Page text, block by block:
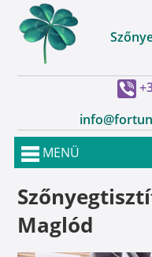
MENÜ
Maglód